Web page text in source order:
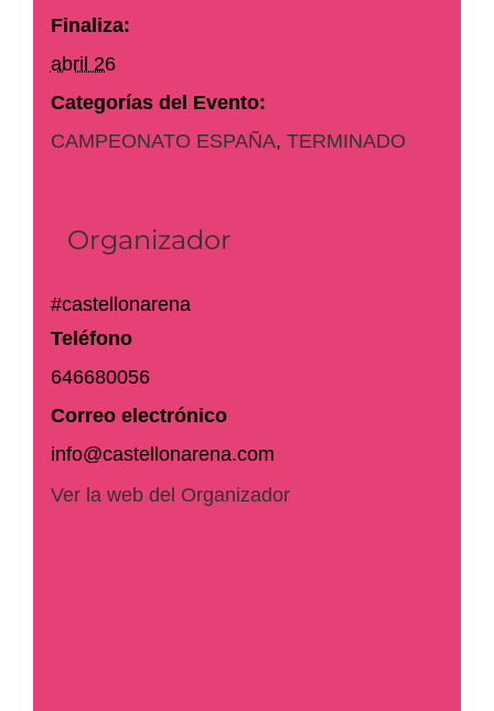
Finaliza:
abril 26
Categorías del Evento:
CAMPEONATO ESPAÑA, TERMINADO
Organizador
#castellonarena
Teléfono
646680056
Correo electrónico
info@castellonarena.com
Ver la web del Organizador